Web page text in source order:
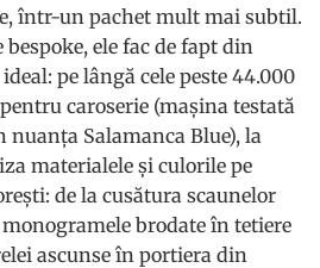
într-un pachet mult mai subtil.
bespoke, ele fac de fapt din
pe lângă cele peste 44.000
caroserie (mașina testată
nuanța Salamanca Blue), la
materialele și culorile pe
de la cusătura scaunelor
brodate în tetiere
ascunse în portiera din